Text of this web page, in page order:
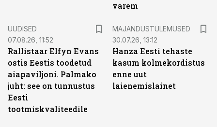
varem
UUDISED
07.08.26, 11:52
Rallistaar Elfyn Evans
ostis Eestis toodetud
aiapaviljoni. Palmako
juht: see on tunnustus
Eesti
tootmiskvaliteedile
MAJANDUSTULEMUSED
30.07.26, 13:12
Hanza Eesti tehaste
kasum kolmekordistus
enne uut
laienemislainet